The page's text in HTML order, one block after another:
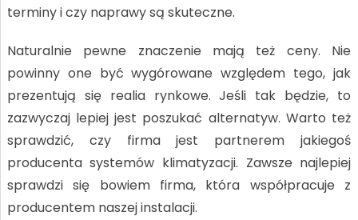
terminy i czy naprawy są skuteczne.
Naturalnie pewne znaczenie mają też ceny. Nie
powinny one być wygórowane względem tego, jak
prezentują się realia rynkowe. Jeśli tak będzie, to
zazwyczaj lepiej jest poszukać alternatyw. Warto też
sprawdzić, czy firma jest partnerem jakiegoś
producenta systemów klimatyzacji. Zawsze najlepiej
sprawdzi się bowiem firma, która współpracuje z
producentem naszej instalacji.